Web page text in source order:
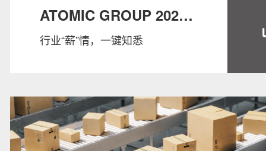
ATOMIC GROUP 2022
SALARY GUIDE：
行业“薪”情，一键知悉